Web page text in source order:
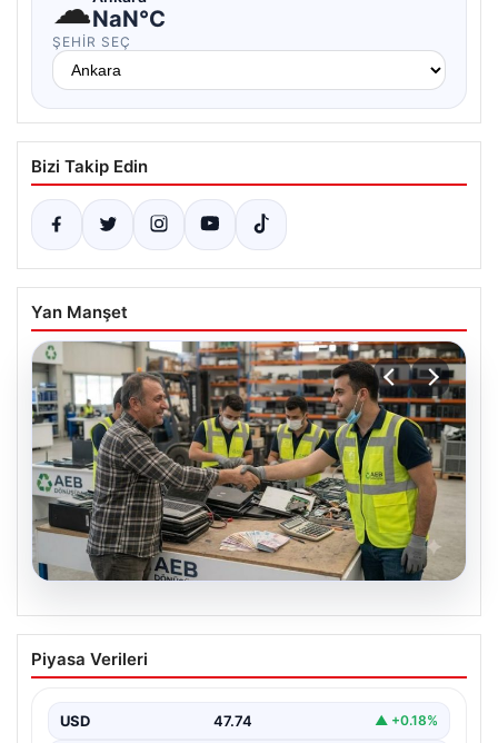
NaN°C
ŞEHIR SEÇ
Bizi Takip Edin
Yan Manşet
Profesyonel Elektronik Dönüşümü hem
de Çevre Dönüşüm
altyapı envanterlerini belirli aralıklarla yenilemektedir.
Söz konusu güncelleme…
Piyasa Verileri
USD 47.74 ▲ +0.18%